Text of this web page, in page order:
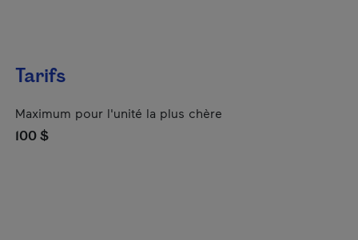
Tarifs
Maximum pour l'unité la plus chère
100 $